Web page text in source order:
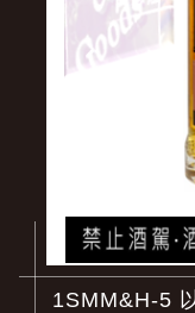
1SMM&H-5